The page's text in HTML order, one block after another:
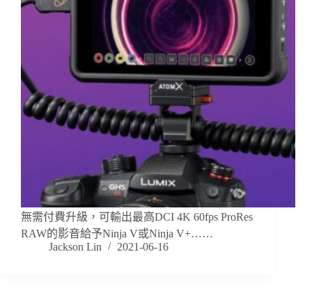
無需付費升級，可輸出最高DCI 4K 60fps ProRes
RAW的影音給予Ninja V或Ninja V+……
Jackson Lin
2021-06-16